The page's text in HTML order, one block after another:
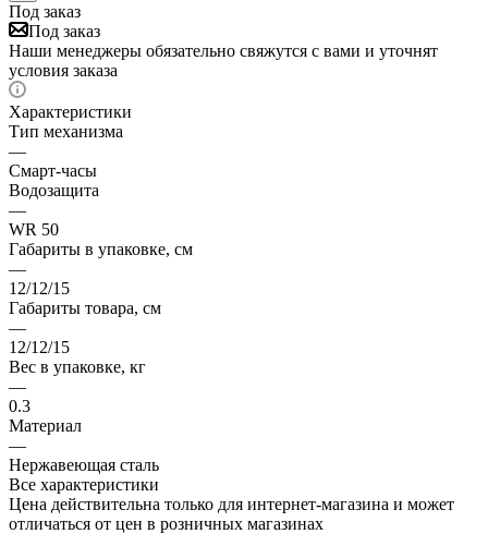
Под заказ
Под заказ
Наши менеджеры обязательно свяжутся с вами и уточнят
условия заказа
Характеристики
Тип механизма
—
Смарт-часы
Водозащита
—
WR 50
Габариты в упаковке, см
—
12/12/15
Габариты товара, см
—
12/12/15
Вес в упаковке, кг
—
0.3
Материал
—
Нержавеющая сталь
Все характеристики
Цена действительна только для интернет-магазина и может
отличаться от цен в розничных магазинах